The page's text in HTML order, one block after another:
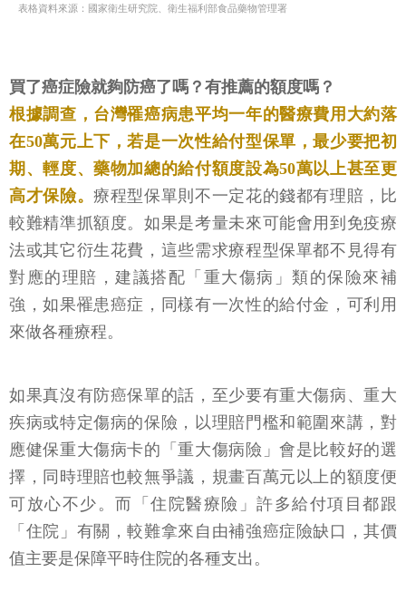
表格資料來源：國家衛生研究院、衛生福利部食品藥物管理署
買了癌症險就夠防癌了嗎？有推薦的額度嗎？
根據調查，台灣罹癌病患平均一年的醫療費用大約落
在50萬元上下，若是一次性給付型保單，最少要把初
期、輕度、藥物加總的給付額度設為50萬以上甚至更
高才保險。療程型保單則不一定花的錢都有理賠，比
較難精準抓額度。如果是考量未來可能會用到免疫療
法或其它衍生花費，這些需求療程型保單都不見得有
對應的理賠，建議搭配「重大傷病」類的保險來補
強，如果罹患癌症，同樣有一次性的給付金，可利用
來做各種療程。
如果真沒有防癌保單的話，至少要有重大傷病、重大
疾病或特定傷病的保險，以理賠門檻和範圍來講，對
應健保重大傷病卡的「重大傷病險」會是比較好的選
擇，同時理賠也較無爭議，規畫百萬元以上的額度便
可放心不少。而「住院醫療險」許多給付項目都跟
「住院」有關，較難拿來自由補強癌症險缺口，其價
值主要是保障平時住院的各種支出。